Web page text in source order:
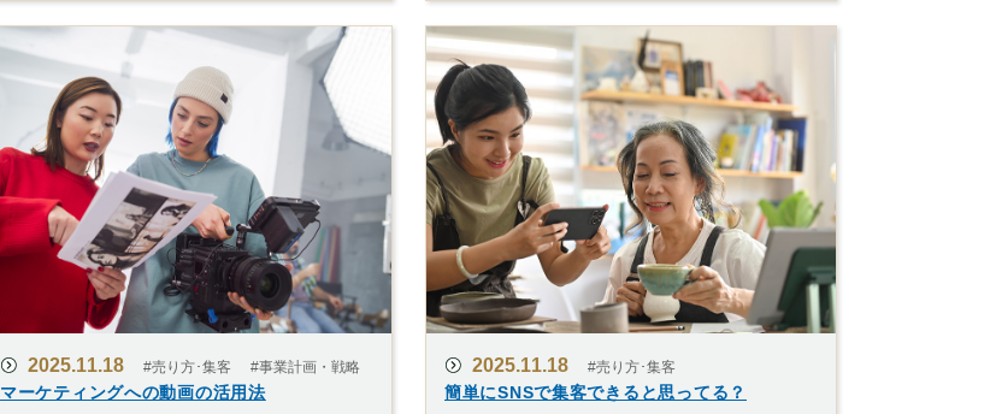
2025.11.18 #売り方･集客 #事業計画・戦略
マーケティングへの動画の活用法
2025.11.18 #売り方･集客
簡単にSNSで集客できると思ってる？